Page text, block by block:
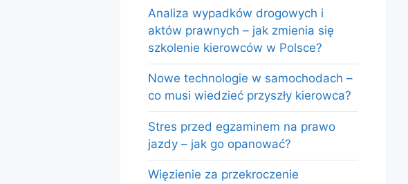
Analiza wypadków drogowych i
aktów prawnych – jak zmienia się
szkolenie kierowców w Polsce?
Nowe technologie w samochodach –
co musi wiedzieć przyszły kierowca?
Stres przed egzaminem na prawo
jazdy – jak go opanować?
Więzienie za przekroczenie